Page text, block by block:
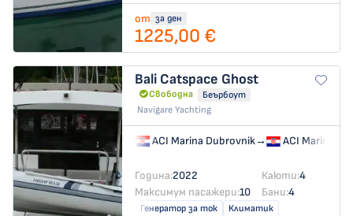
от за ден
1225,00 €
Bali Catspace Ghost
Свободна
Беърбоут
Navigare Yachting
ACI Marina Dubrovnik→ ACI Marina
Година:2022 Каюти:4
Максимум пасажери:10 Бани:4
Генератор за ток
Климатик